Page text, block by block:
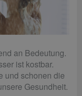
an Bedeutung.
ist kostbar.
und schonen die
Gesundheit.